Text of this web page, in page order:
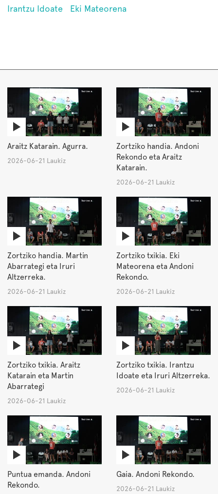
Irantzu Idoate Eki Mateorena
Araitz Katarain. Agurra.
2026-06-21 Laukiz
Zortziko handia. Andoni
Rekondo eta Araitz
Katarain.
2026-06-21 Laukiz
Zortziko handia. Martin
Abarrategi eta Iruri
Altzerreka.
2026-06-21 Laukiz
Zortziko txikia. Eki
Mateorena eta Andoni
Rekondo.
2026-06-21 Laukiz
Zortziko txikia. Araitz
Katarain eta Martin
Abarrategi
2026-06-21 Laukiz
Zortziko txikia. Irantzu
Idoate eta Iruri Altzerreka.
2026-06-21 Laukiz
Puntua emanda. Andoni
Rekondo.
Gaia. Andoni Rekondo.
2026-06-21 Laukiz